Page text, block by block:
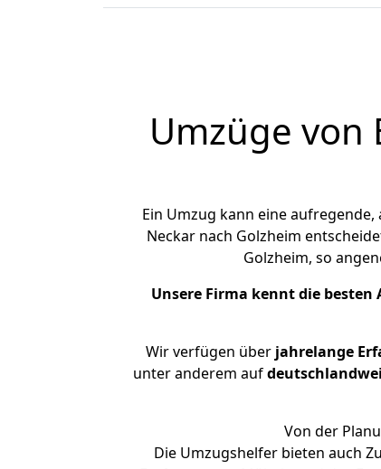
Umzüge von
Ein Umzug kann eine aufregende,
Neckar nach Golzheim
Golzheim, so
Unsere Firma kennt die besten
Wir verfügen überjahrelange
unter anderem auf
Von der
Die Umzugshelfer bieten auch